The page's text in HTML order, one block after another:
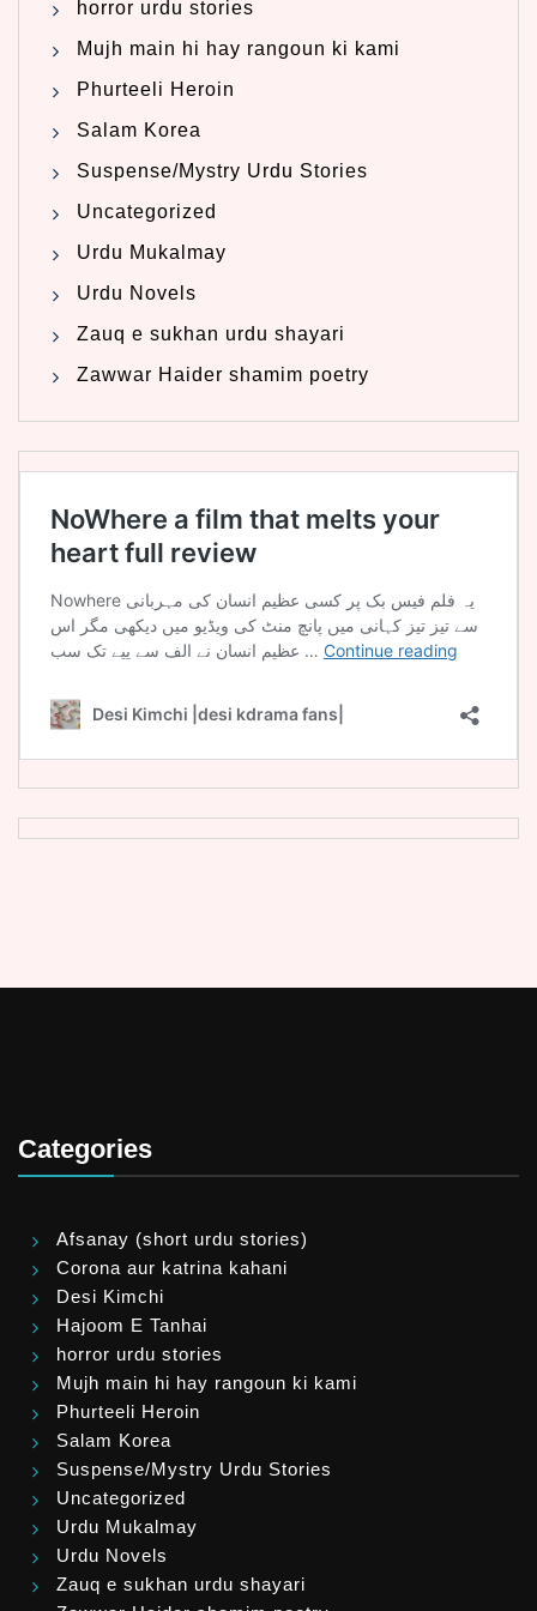
horror urdu stories
Mujh main hi hay rangoun ki kami
Phurteeli Heroin
Salam Korea
Suspense/Mystry Urdu Stories
Uncategorized
Urdu Mukalmay
Urdu Novels
Zauq e sukhan urdu shayari
Zawwar Haider shamim poetry
Categories
Afsanay (short urdu stories)
Corona aur katrina kahani
Desi Kimchi
Hajoom E Tanhai
horror urdu stories
Mujh main hi hay rangoun ki kami
Phurteeli Heroin
Salam Korea
Suspense/Mystry Urdu Stories
Uncategorized
Urdu Mukalmay
Urdu Novels
Zauq e sukhan urdu shayari